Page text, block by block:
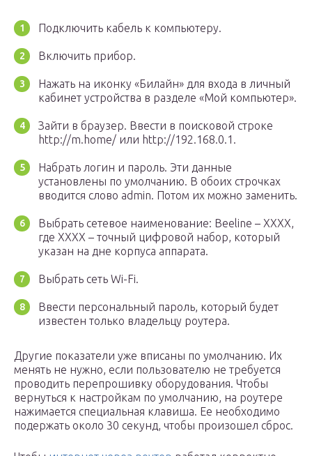
Подключить кабель к компьютеру.
Включить прибор.
Нажать на иконку «Билайн» для входа в личный
кабинет устройства в разделе «Мой компьютер».
Зайти в браузер. Ввести в поисковой строке
http://m.home/ или http://192.168.0.1.
Набрать логин и пароль. Эти данные
установлены по умолчанию. В обоих строчках
вводится слово admin. Потом их можно заменить.
Выбрать сетевое наименование: Beeline – XXXX,
где XXXX – точный цифровой набор, который
указан на дне корпуса аппарата.
Выбрать сеть Wi-Fi.
Ввести персональный пароль, который будет
известен только владельцу роутера.
Другие показатели уже вписаны по умолчанию. Их
менять не нужно, если пользователю не требуется
проводить перепрошивку оборудования. Чтобы
вернуться к настройкам по умолчанию, на роутере
нажимается специальная клавиша. Ее необходимо
подержать около 30 секунд, чтобы произошел сброс.